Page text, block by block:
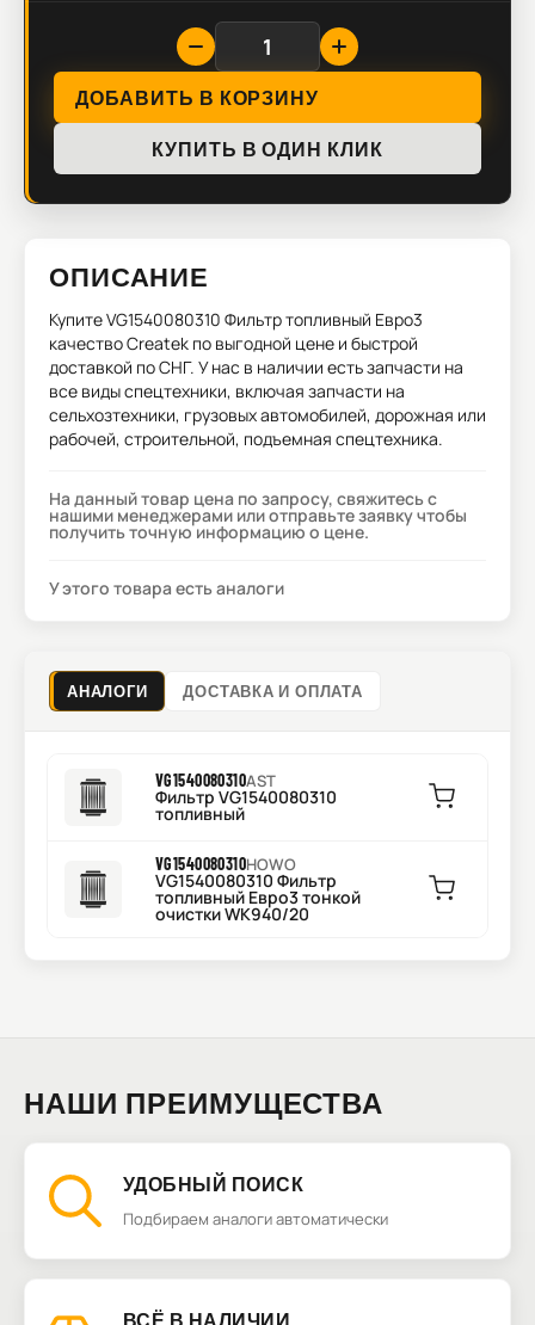
ДОБАВИТЬ В КОРЗИНУ
КУПИТЬ В ОДИН КЛИК
ОПИСАНИЕ
КупитеVG1540080310 Фильтр топливный Евро3
качество Createk по выгодной цене и быстрой
доставкой по СНГ. У нас в наличии есть запчасти на
все виды спецтехники, включая запчасти на
сельхозтехники, грузовых автомобилей, дорожная или
рабочей, строительной, подъемная спецтехника.
На данный товар цена по запросу, свяжитесь с
нашими менеджерами или отправьте заявку чтобы
получить точную информацию о цене.
У этого товара есть аналоги
АНАЛОГИ ДОСТАВКА И ОПЛАТА
VG1540080310AST
Фильтр VG1540080310
топливный
VG1540080310HOWO
VG1540080310 Фильтр
топливный Евро3 тонкой
очистки WK940/20
НАШИ ПРЕИМУЩЕСТВА
УДОБНЫЙ ПОИСК
Подбираем аналоги автоматически
ВСЁ В НАЛИЧИИ